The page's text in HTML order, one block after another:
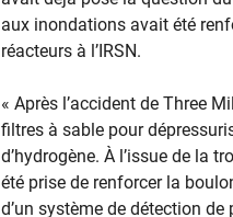
aux inondations avait été
réacteurs à l’IRSN.
« Après l’accident de Three
filtres à sable pour
d’hydrogène. À l’issue de la
été prise de renforcer la
d’un système de détection de